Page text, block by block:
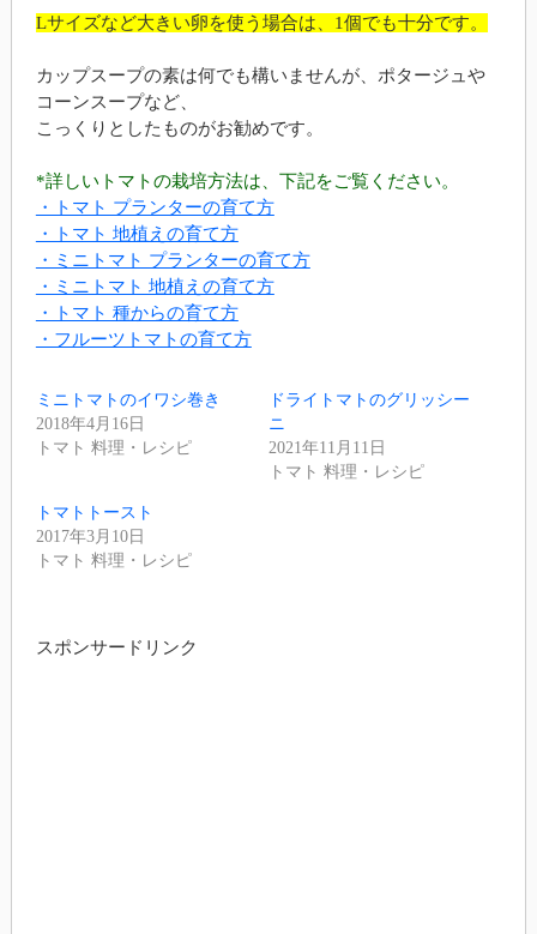
Lサイズなど大きい卵を使う場合は、1個でも十分です。
カップスープの素は何でも構いませんが、ポタージュや
コーンスープなど、
こっくりとしたものがお勧めです。
*詳しいトマトの栽培方法は、下記をご覧ください。
・トマト プランターの育て方
・トマト 地植えの育て方
・ミニトマト プランターの育て方
・ミニトマト 地植えの育て方
・トマト 種からの育て方
・フルーツトマトの育て方
ミニトマトのイワシ巻き
2018年4月16日
トマト 料理・レシピ
ドライトマトのグリッシー
ニ
2021年11月11日
トマト 料理・レシピ
トマトトースト
2017年3月10日
トマト 料理・レシピ
スポンサードリンク